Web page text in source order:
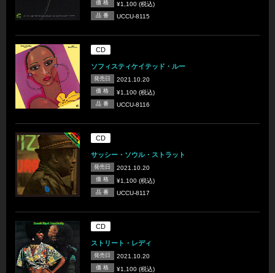
価 格 ¥1,100 (税込)
品 番 UCCU-8115
CD
ソフィスティケイテッド・ルー
発売日 2021.10.20
価 格 ¥1,100 (税込)
品 番 UCCU-8116
CD
サッシー・ソウル・ストラット
発売日 2021.10.20
価 格 ¥1,100 (税込)
品 番 UCCU-8117
CD
ストリート・レディ
発売日 2021.10.20
価 格 ¥1,100 (税込)